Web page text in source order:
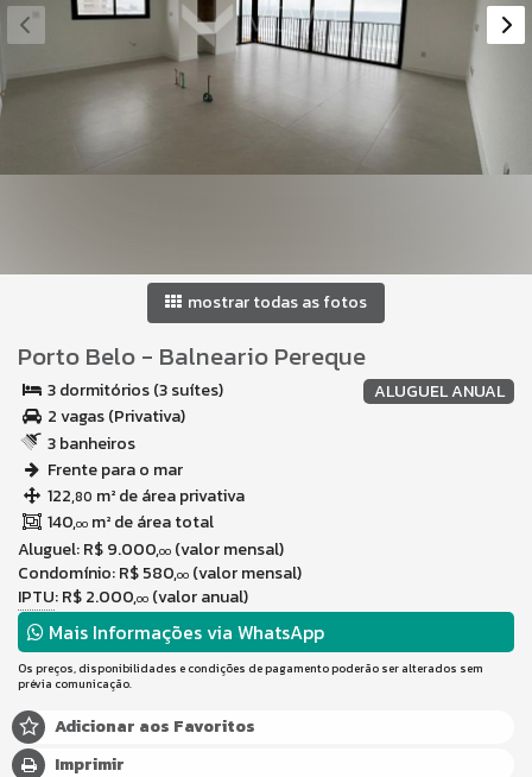
mostrar todas as fotos
Porto Belo- Balneario Pereque
ALUGUEL ANUAL
3 dormitórios (3 suítes)
2 vagas (Privativa)
3 banheiros
Frente para o mar
122,80 m² de área privativa
140,00 m² de área total
Aluguel:R$ 9.000,00 (valor mensal)
Condomínio: R$ 580,00 (valor mensal)
IPTU: R$ 2.000,00 (valor anual)
Mais Informações via WhatsApp
Os preços, disponibilidades e condições de pagamento poderão ser alterados sem
prévia comunicação.
Adicionar aos Favoritos
Imprimir